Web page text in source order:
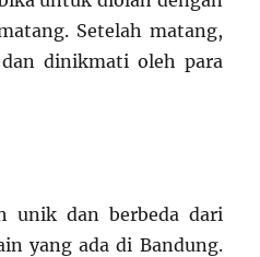
Setelah matang,
dinikmati oleh para
unik dan berbeda dari
yang ada di Bandung.